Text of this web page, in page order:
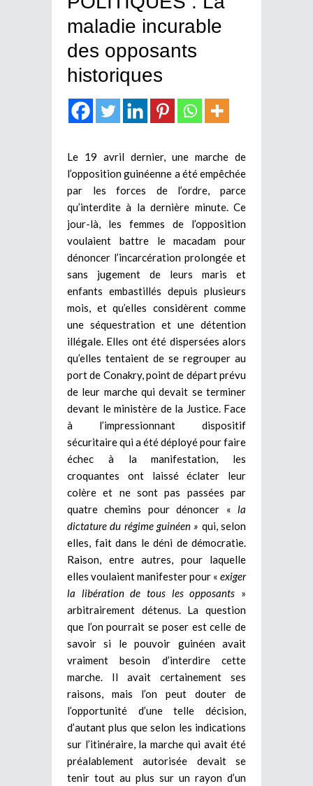
maladie incurable
des opposants
historiques
Le 19 avril dernier, une marche de
l’opposition guinéenne a été empêchée
par les forces de l’ordre, parce
qu’interdite à la dernière minute. Ce
jour-là, les femmes de l’opposition
voulaient battre le macadam pour
dénoncer l’incarcération prolongée et
sans jugement de leurs maris et
enfants embastillés depuis plusieurs
mois, et qu’elles considèrent comme
une séquestration et une détention
illégale. Elles ont été dispersées alors
qu’elles tentaient de se regrouper au
port de Conakry, point de départ prévu
de leur marche qui devait se terminer
devant le ministère de la Justice. Face
à l’impressionnant dispositif
sécuritaire qui a été déployé pour faire
échec à la manifestation, les
croquantes ont laissé éclater leur
colère et ne sont pas passées par
quatre chemins pour dénoncer « la
dictature du régime guinéen » qui, selon
elles, fait dans le déni de démocratie.
Raison, entre autres, pour laquelle
elles voulaient manifester pour « exiger
la libération de tous les opposants »
arbitrairement détenus. La question
que l’on pourrait se poser est celle de
savoir si le pouvoir guinéen avait
vraiment besoin d’interdire cette
marche. Il avait certainement ses
raisons, mais l’on peut douter de
l’opportunité d’une telle décision,
d’autant plus que selon les indications
sur l’itinéraire, la marche qui avait été
préalablement autorisée devait se
tenir tout au plus sur un rayon d’un